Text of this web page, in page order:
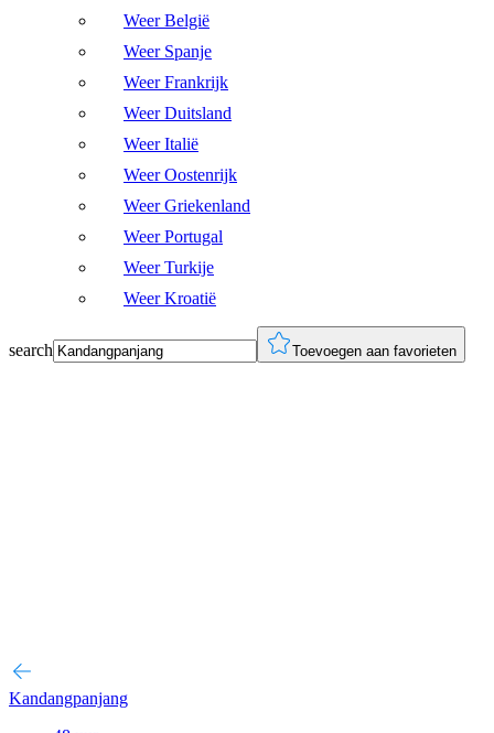
Weer België
Weer Spanje
Weer Frankrijk
Weer Duitsland
Weer Italië
Weer Oostenrijk
Weer Griekenland
Weer Portugal
Weer Turkije
Weer Kroatië
search Toevoegen aan favorieten
Kandangpanjang